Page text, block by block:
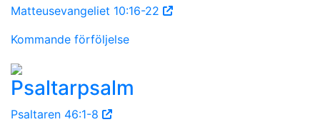
Matteusevangeliet 10:16-22
Kommande förföljelse
Psaltarpsalm
Psaltaren 46:1-8